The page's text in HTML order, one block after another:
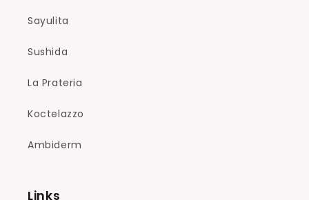
Sayulita
Sushida
La Prateria
Koctelazzo
Ambiderm
Links